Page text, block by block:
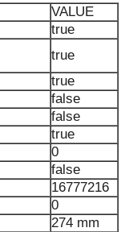
VALUE
true
true
true
false
false
true
0
false
16777216
0
274 mm